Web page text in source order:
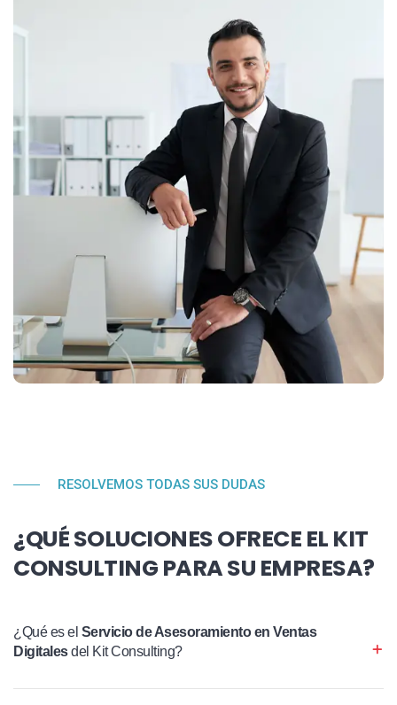
RESOLVEMOS TODAS SUS DUDAS
¿QUÉ SOLUCIONES OFRECE EL KIT
CONSULTING PARA SU EMPRESA?
¿Qué es el Servicio de Asesoramiento en Ventas
Digitalesdel Kit Consulting?